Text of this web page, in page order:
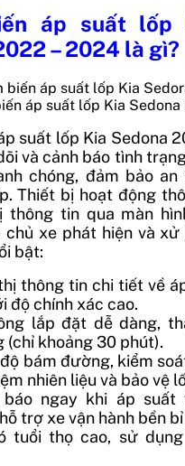
áp suất lốp
– 2024 là gì?
áp suất lốp Kia
suất lốp Kia Sedona
và cảnh báo tình
chóng, đảm bảo
Thiết bị hoạt động
thông tin qua màn
chủ xe phát hiện và
bật:
thông tin chi tiết về
độ chính xác cao.
lắp đặt dễ dàng,
(chỉ khoảng 30 phút).
bám đường, kiểm
nhiên liệu và bảo vệ
báo ngay khi áp
trợ xe vận hành bền
tuổi thọ cao, sử